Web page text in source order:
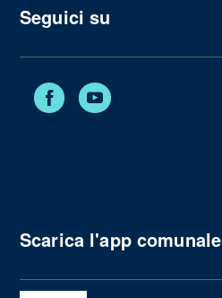
Seguici su
Facebook
Scarica l'app comunale